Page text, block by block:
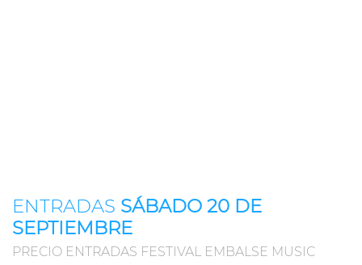
ENTRADAS SÁBADO 20 DE
SEPTIEMBRE
PRECIO ENTRADAS FESTIVAL EMBALSE MUSIC